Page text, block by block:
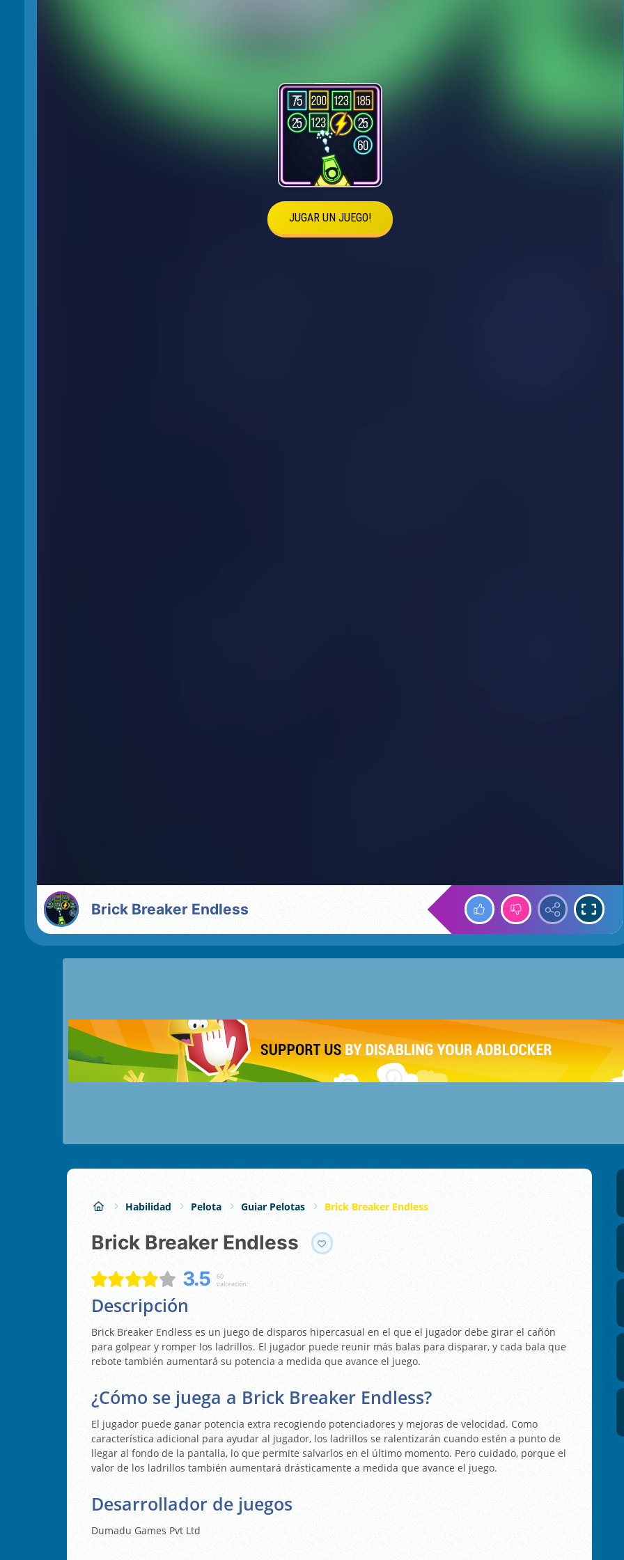
Brick Breaker Endless
Habilidad Pelota Guiar Pelotas Brick Breaker Endless
Brick Breaker Endless
3.5
60
valoración:
Descripción
Brick Breaker Endless es un juego de disparos hipercasual en el que el jugador debe girar el cañón
para golpear y romper los ladrillos. El jugador puede reunir más balas para disparar, y cada bala que
rebote también aumentará su potencia a medida que avance el juego.
¿Cómo se juega a Brick Breaker Endless?
El jugador puede ganar potencia extra recogiendo potenciadores y mejoras de velocidad. Como
característica adicional para ayudar al jugador, los ladrillos se ralentizarán cuando estén a punto de
llegar al fondo de la pantalla, lo que permite salvarlos en el último momento. Pero cuidado, porque el
valor de los ladrillos también aumentará drásticamente a medida que avance el juego.
Desarrollador de juegos
Dumadu Games Pvt Ltd